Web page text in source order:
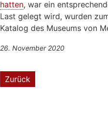
hatten, war ein
Last gelegt wird, wurden
Katalog des Museums von
26. November 2020
Zurück